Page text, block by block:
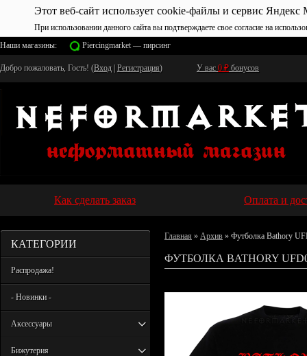
Этот веб-сайт использует cookie-файлы и сервис Яндекс
При использовании данного сайта вы подтверждаете свое согласие на
Наши магазины:
Piercingmarket — пирсинг
Добро пожаловать, Гость! (Вход Регистрация) У вас 0 ₽ бонусов
Как сделать заказ Оплата и
КАТЕГОРИИ
Распродажа!
- Новинки -
Аксессуары
Бижутерия
Главная » Архив » Футболка Bathory
ФУТБОЛКА BATHORY